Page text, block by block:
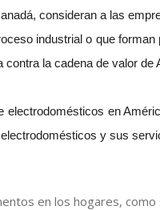
consideran a las
industrial o que
la cadena de valor de
en
y sus
en los hogares,